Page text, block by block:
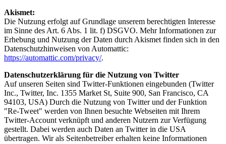
Akismet:
Die Nutzung erfolgt auf Grundlage unserem berechtigten Interesse
im Sinne des Art. 6 Abs. 1 lit. f) DSGVO. Mehr Informationen zur
Erhebung und Nutzung der Daten durch Akismet finden sich in den
Datenschutzhinweisen von Automattic:
https://automattic.com/privacy/.
Datenschutzerklärung für die Nutzung von Twitter
Auf unseren Seiten sind Twitter-Funktionen eingebunden (Twitter
Inc., Twitter, Inc. 1355 Market St, Suite 900, San Francisco, CA
94103, USA) Durch die Nutzung von Twitter und der Funktion
"Re-Tweet" werden von Ihnen besuchte Webseiten mit Ihrem
Twitter-Account verknüpft und anderen Nutzern zur Verfügung
gestellt. Dabei werden auch Daten an Twitter in die USA
übertragen. Wir als Seitenbetreiber erhalten keine Informationen